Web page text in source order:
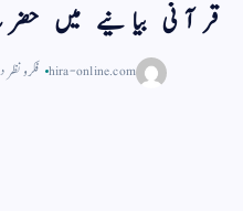
قرآنی بیانیے میں
hira-online.com فکر و نظر